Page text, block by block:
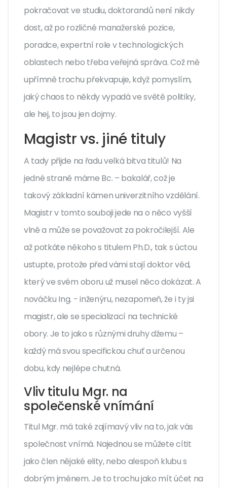
pokračovat ve studiu, doktorandů není nikdy
dost, až po rozličné manažerské pozice,
poradce, expertní role v technologických
oblastech nebo třeba veřejná správa. Což mě
upřímně trochu překvapuje, když pomyslím,
jaký chaos to někdy vypadá ve světě politiky,
ale hej, to jsou jen dojmy.
Magistr vs. jiné tituly
A tady přijde na řadu velká bitva titulů! Na
jedné straně máme Bc. – bakalář, což je
takový základní kámen univerzitního vzdělání.
Magistr v tomto souboji jede na o něco vyšší
vlně a může se považovat za pokročilejší. Ale
až potkáte někoho s titulem Ph.D., tak s úctou
ustupte, protože před vámi stojí doktor věd,
který ve svém oboru už musel něco dokázat. A
nováčku Ing. - inženýru, nezapomeň, že i ty jsi
magistr, ale se specializací na technické
obory. Je to jako s různými druhy džemu –
každý má svou specifickou chuť a určenou
dobu, kdy nejlépe chutná.
Vliv titulu Mgr. na
společenské vnímání
Titul Mgr. má také zajímavý vliv na to, jak vás
společnost vnímá. Najednou se můžete cítit
jako člen nějaké elity, nebo alespoň klubu s
dobrým jménem. Je to trochu jako mít účet na